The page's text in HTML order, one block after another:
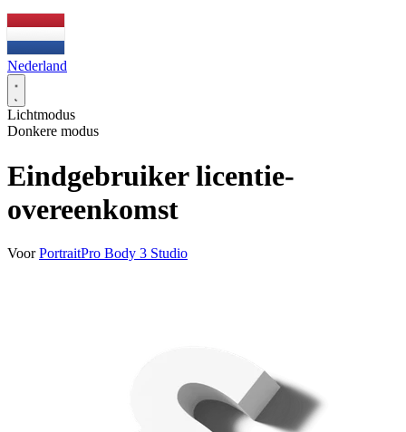
Nederland
Lichtmodus
Donkere modus
Eindgebruiker licentie-
overeenkomst
VoorPortraitPro Body 3 Studio